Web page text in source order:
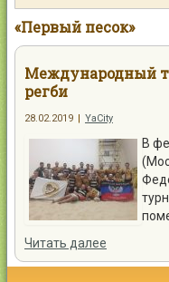
Контакты
«Первый песок»
Международный
регби
28.02.2019 | YaCity
В
Читать далее